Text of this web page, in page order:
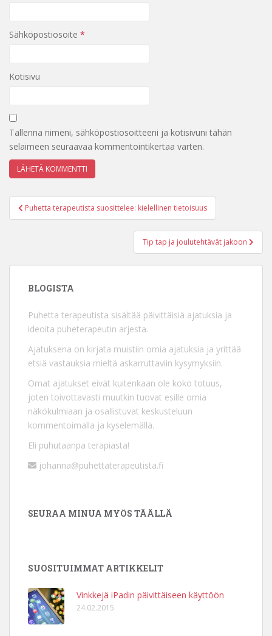
Sähköpostiosoite *
Kotisivu
Tallenna nimeni, sähköpostiosoitteeni ja kotisivuni tähän
selaimeen seuraavaa kommentointikertaa varten.
Artikkelien
selaus
Puhetta terapeutista suosittelee: kielellinen tietoisuus
Tip tap ja joulutehtävät jakoon
BLOGISTA
Puhetta terapeutista sisältää päivittäisiä ajatuksia ja
ideoita puheterapeutin arjesta.
Ajatuksena on kirjata muistiin omia ajatuksia ja yrittää
etsiä vastauksia mieltä askarruttaviin kysymyksiin.
Omat ajatukset eivät kuitenkaan ole koko totuus,
joten toivottavasti muutkin tuovat esille omia
näkökulmiaan ja osallistuvat keskusteluun
kommentoimalla ja kyselemällä.
Eli puhutaanpa terapiasta!
johanna@puhettaterapeutista.fi
SEURAA MINUA MYÖS TÄÄLLÄ
SUOSITUIMMAT ARTIKKELIT
Vinkkejä iPadin päivittäiseen käyttöön
24.02.2015